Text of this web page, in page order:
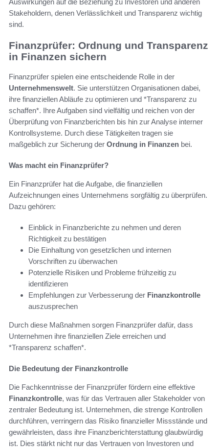
Auswirkungen auf die Beziehung zu Investoren und anderen
Stakeholdern, denen Verlässlichkeit und Transparenz wichtig
sind.
Finanzprüfer: Ordnung und Transparenz
in Finanzen sichern
Finanzprüfer spielen eine entscheidende Rolle in der
Unternehmenswelt. Sie unterstützen Organisationen dabei,
ihre finanziellen Abläufe zu optimieren und *Transparenz zu
schaffen*. Ihre Aufgaben sind vielfältig und reichen von der
Überprüfung von Finanzberichten bis hin zur Analyse interner
Kontrollsysteme. Durch diese Tätigkeiten tragen sie
maßgeblich zur Sicherung der Ordnung in Finanzen bei.
Was macht ein Finanzprüfer?
Ein Finanzprüfer hat die Aufgabe, die finanziellen
Aufzeichnungen eines Unternehmens sorgfältig zu überprüfen.
Dazu gehören:
Einblick in Finanzberichte zu nehmen und deren
Richtigkeit zu bestätigen
Die Einhaltung von gesetzlichen und internen
Vorschriften zu überwachen
Potenzielle Risiken und Probleme frühzeitig zu
identifizieren
Empfehlungen zur Verbesserung der Finanzkontrolle
auszusprechen
Durch diese Maßnahmen sorgen Finanzprüfer dafür, dass
Unternehmen ihre finanziellen Ziele erreichen und
*Transparenz schaffen*.
Die Bedeutung der Finanzkontrolle
Die Fachkenntnisse der Finanzprüfer fördern eine effektive
Finanzkontrolle, was für das Vertrauen aller Stakeholder von
zentraler Bedeutung ist. Unternehmen, die strenge Kontrollen
durchführen, verringern das Risiko finanzieller Missstände und
gewährleisten, dass ihre Finanzberichterstattung glaubwürdig
ist. Dies stärkt nicht nur das Vertrauen von Investoren und